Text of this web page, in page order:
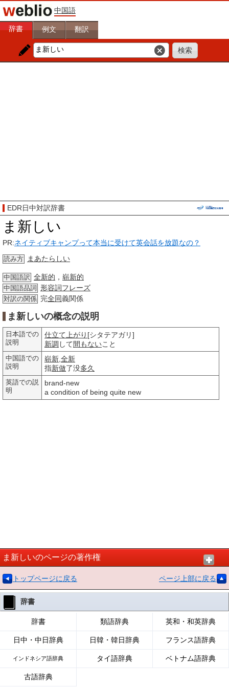
中国語
辞書 例文 翻訳
EDR日中対訳辞書
ま新しい
PR:ネイティブキャンプって本当に受けて英会話を放題なの？
読み方 まあたらしい
中国語訳 全新的 ， 崭新的
中国語品詞 形容詞フレーズ
対訳の関係 完全同義関係
ま新しいの概念の説明
日本語での
説明
仕立て上がり [シタテアガリ]
新調 して間もないこと
中国語での
説明
崭新 全新
指新做了没多久
英語での説
明
brand-new
a condition of being quite new
ま新しいのページの著作権
トップページに戻る ページ上部に戻る
辞書
辞書 類語辞典 英和・和英辞典
日中・中日辞典 日韓・韓日辞典 フランス語辞典
インドネシア語辞典 タイ語辞典 ベトナム語辞典
古語辞典